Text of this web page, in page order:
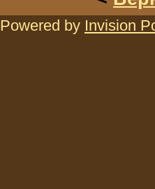
Powered by Invision